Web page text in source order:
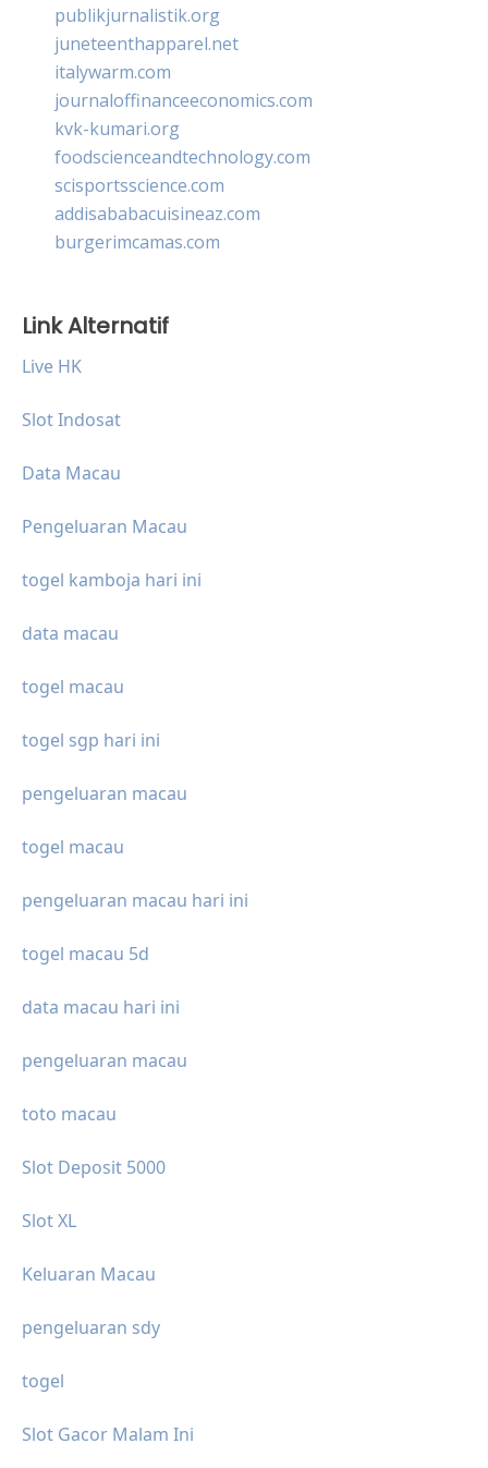
publikjurnalistik.org
juneteenthapparel.net
italywarm.com
journaloffinanceeconomics.com
kvk-kumari.org
foodscienceandtechnology.com
scisportsscience.com
addisababacuisineaz.com
burgerimcamas.com
Link Alternatif
Live HK
Slot Indosat
Data Macau
Pengeluaran Macau
togel kamboja hari ini
data macau
togel macau
togel sgp hari ini
pengeluaran macau
togel macau
pengeluaran macau hari ini
togel macau 5d
data macau hari ini
pengeluaran macau
toto macau
Slot Deposit 5000
Slot XL
Keluaran Macau
pengeluaran sdy
togel
Slot Gacor Malam Ini